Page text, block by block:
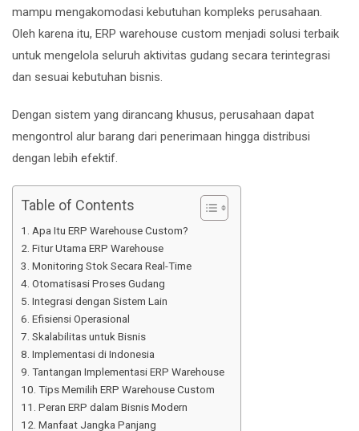
mampu mengakomodasi kebutuhan kompleks perusahaan.
Oleh karena itu, ERP warehouse custom menjadi solusi terbaik
untuk mengelola seluruh aktivitas gudang secara terintegrasi
dan sesuai kebutuhan bisnis.
Dengan sistem yang dirancang khusus, perusahaan dapat
mengontrol alur barang dari penerimaan hingga distribusi
dengan lebih efektif.
Table of Contents
Apa Itu ERP Warehouse Custom?
Fitur Utama ERP Warehouse
Monitoring Stok Secara Real-Time
Otomatisasi Proses Gudang
Integrasi dengan Sistem Lain
Efisiensi Operasional
Skalabilitas untuk Bisnis
Implementasi di Indonesia
Tantangan Implementasi ERP Warehouse
Tips Memilih ERP Warehouse Custom
Peran ERP dalam Bisnis Modern
Manfaat Jangka Panjang